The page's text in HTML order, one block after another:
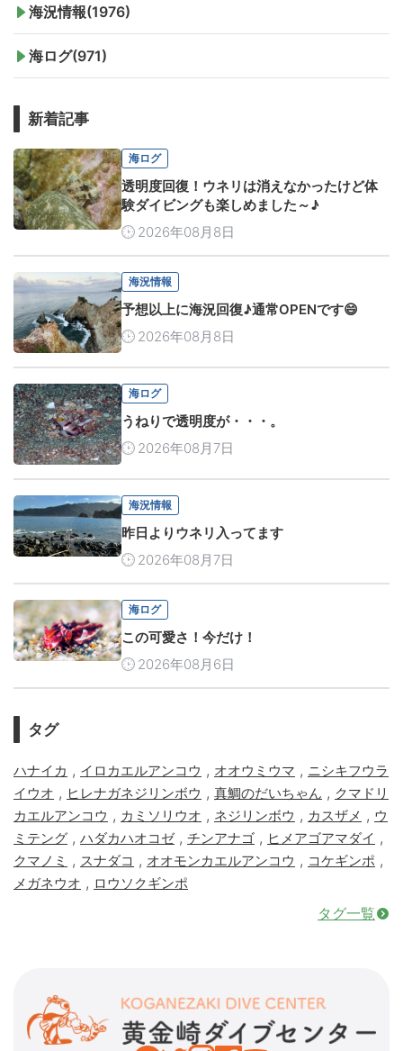
海況情報(1976)
海ログ(971)
新着記事
海ログ
透明度回復！ウネリは消えなかったけど体
験ダイビングも楽しめました～♪
2026年08月8日
海況情報
予想以上に海況回復♪通常OPENです😄
2026年08月8日
海ログ
うねりで透明度が・・・。
2026年08月7日
海況情報
昨日よりウネリ入ってます
2026年08月7日
海ログ
この可愛さ！今だけ！
2026年08月6日
タグ
ハナイカ , イロカエルアンコウ , オオウミウマ , ニシキフウラ
イウオ , ヒレナガネジリンボウ , 真鯛のだいちゃん , クマドリ
カエルアンコウ , カミソリウオ , ネジリンボウ , カスザメ , ウ
ミテング , ハダカハオコゼ, チンアナゴ , ヒメアゴアマダイ ,
クマノミ , スナダコ , オオモンカエルアンコウ , コケギンポ ,
メガネウオ , ロウソクギンポ
タグ一覧